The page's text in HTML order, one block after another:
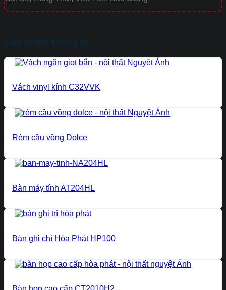
Sản phẩm tương tự
Vách vinyl kính C32VVK
Rèm cầu vồng Dolce
Bàn máy tính AT204HL
Bàn ghi chì Hòa Phát HP100